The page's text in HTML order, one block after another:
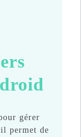
gérer
permet de